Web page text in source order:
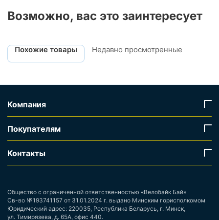
Возможно, вас это заинтересует
Похожие товары Недавно просмотренные
Компания
Покупателям
Контакты
Общество с ограниченной ответственностью «Велобайк Бай»
Св-во №193741157 от 31.01.2024 г. выдано Минским горисполкомом
Юридический адрес: 220035, Республика Беларусь, г. Минск,
ул. Тимирязева, д. 65А, офис 440.